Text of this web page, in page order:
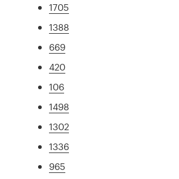
1705
1388
669
420
106
1498
1302
1336
965